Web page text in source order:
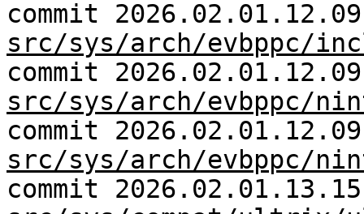
commit
src/sys/arch/evbppc/
commit
src/sys/arch/evbppc/
commit
src/sys/arch/evbppc/
commit